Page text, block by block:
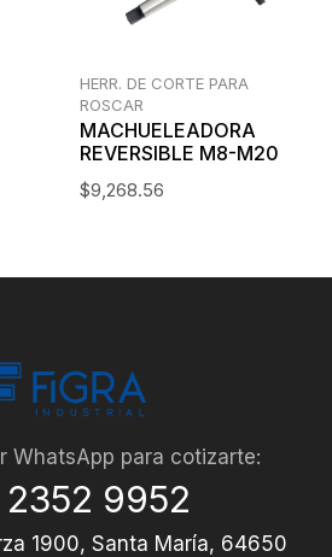
HERR. DE CORTE PARA
ROSCAR
MACHUELEADORA
REVERSIBLE M8-M20
$9,268.56
WhatsApp para cotizarte:
2352 9952
1900, Santa María, 64650